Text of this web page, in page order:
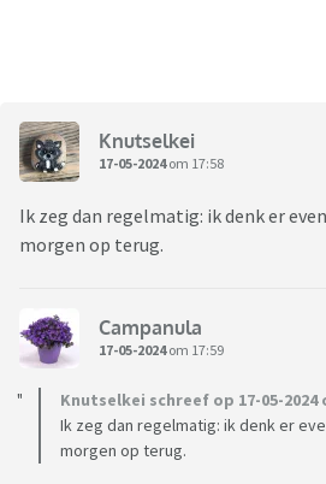
Knutselkei
17-05-2024om 17:58
Ik zeg dan regelmatig: ik denk er
morgen op terug.
Campanula
17-05-2024om 17:59
Knutselkei schreef op 17-05-2024
Ik zeg dan regelmatig: ik denk er
morgen op terug.